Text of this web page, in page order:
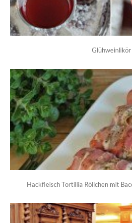
Glühweinlikör
Hackfleisch Tortillia Röllchen mit